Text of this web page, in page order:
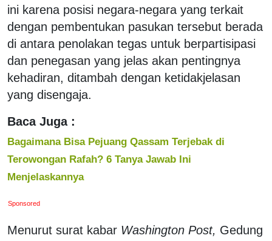
ini karena posisi negara-negara yang terkait
dengan pembentukan pasukan tersebut berada
di antara penolakan tegas untuk berpartisipasi
dan penegasan yang jelas akan pentingnya
kehadiran, ditambah dengan ketidakjelasan
yang disengaja.
Baca Juga :
Bagaimana Bisa Pejuang Qassam Terjebak di
Terowongan Rafah? 6 Tanya Jawab Ini
Menjelaskannya
Sponsored
Menurut surat kabar Washington Post, Gedung